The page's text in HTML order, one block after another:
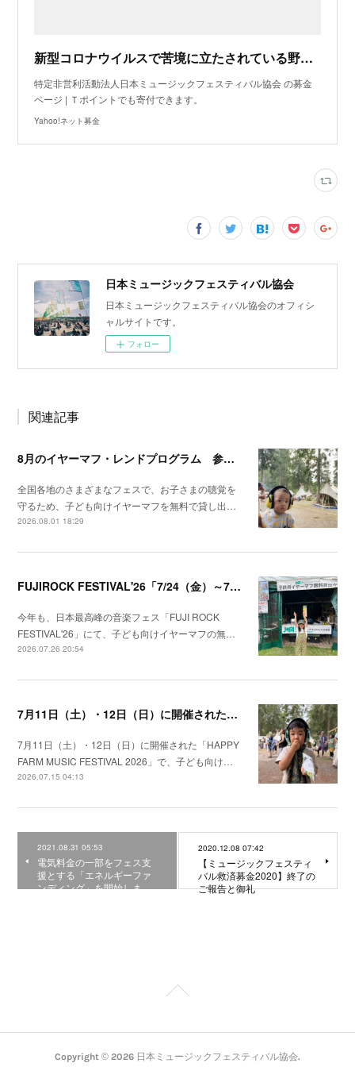
新型コロナウイルスで苦境に立たされている野外フェスを 応援しよう！ ～野外フェス開催支援募金～ - Yahoo!ネット募金
特定非営利活動法人日本ミュージックフェスティバル協会 の募金
ページ | Ｔポイントでも寄付できます。
Yahoo!ネット募金
日本ミュージックフェスティバル協会
日本ミュージックフェスティバル協会のオフィシ
ャルサイトです。
フォロー
関連記事
8月のイヤーマフ・レンドプログラム 参加・実施予定フェスのお知らせ
全国各地のさまざまなフェスで、お子さまの聴覚を
守るため、子ども向けイヤーマフを無料で貸し出…
2026.08.01 18:29
FUJIROCK FESTIVAL'26「7/24（金）～7/26（日）湯沢町苗場スキー場」にて子供向けイヤーマフの無料貸出しを行いました！
今年も、日本最高峰の音楽フェス「FUJI ROCK
FESTIVAL'26」にて、子ども向けイヤーマフの無…
2026.07.26 20:54
7月11日（土）・12日（日）に開催された「HAPPY FARM 2026」で、子ども向けイヤーマフの無料貸出を実施しました。
7月11日（土）・12日（日）に開催された「HAPPY
FARM MUSIC FESTIVAL 2026」で、子ども向け…
2026.07.15 04:13
2021.08.31 05:53
電気料金の一部をフェス支
援とする「エネルギーファ
ンディング」を開始しま…
2020.12.08 07:42
【ミュージックフェスティ
バル救済募金2020】終了の
ご報告と御礼
Copyright © 2026 日本ミュージックフェスティバル協会.